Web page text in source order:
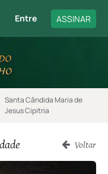
Entre ASSINAR
Santa Cândida Maria de
Jesus Cipitria
Voltar